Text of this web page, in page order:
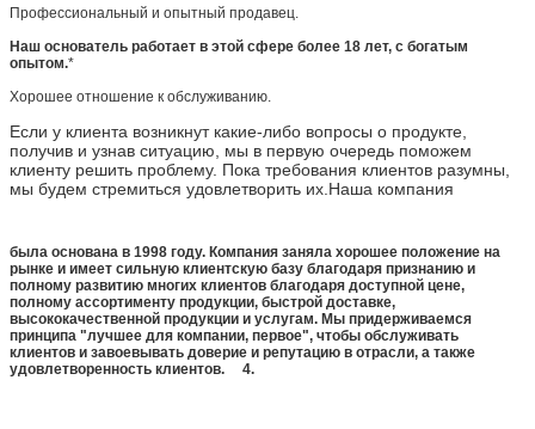
Профессиональный и опытный продавец.
Наш основатель работает в этой сфере более 18 лет, с богатым
опытом.*
Хорошее отношение к обслуживанию.
Если у клиента возникнут какие-либо вопросы о продукте,
получив и узнав ситуацию, мы в первую очередь поможем
клиенту решить проблему. Пока требования клиентов разумны,
мы будем стремиться удовлетворить их. Наша компания
была основана в 1998 году. Компания заняла хорошее положение на
рынке и имеет сильную клиентскую базу благодаря признанию и
полному развитию многих клиентов благодаря доступной цене,
полному ассортименту продукции, быстрой доставке,
высококачественной продукции и услугам. Мы придерживаемся
принципа "лучшее для компании, первое", чтобы обслуживать
клиентов и завоевывать доверие и репутацию в отрасли, а также
удовлетворенность клиентов.
4.